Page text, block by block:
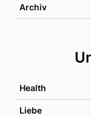
Archiv
Health
Liebe